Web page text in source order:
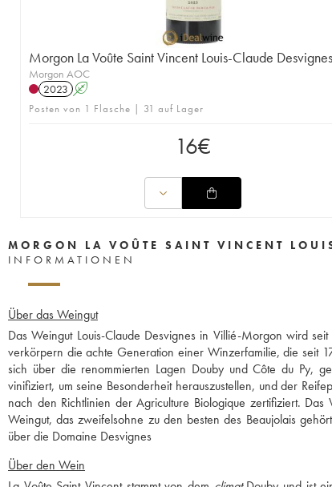
Morgon La Voûte Saint Vincent Louis-Claude Desvignes
Morgon AOC
2023 A
Posten von 1 Flasche | 31 auf Lager
16€
MORGON LA VOÛTE SAINT VINCENT
INFORMATIONEN
Über das Weingut
Das Weingut Louis-Claude Desvignes in Villié-Morgon wird
verkörpern die achte Generation einer Winzerfamilie, die seit
sich über die renommierten Lagen Douby und Côte du Py,
vinifiziert, um seine Besonderheit herauszustellen, und der
nach den Richtlinien der Agriculture Biologique zertifiziert.
Weingut, das zweifelsohne zu den besten des Beaujolais
über die Domaine Desvignes
Über den Wein